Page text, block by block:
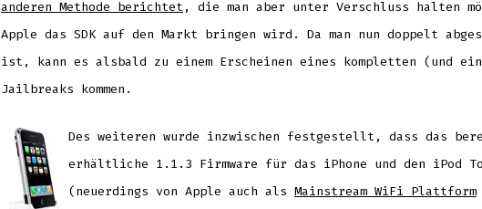
anderen Methode berichtet , die man aber unter Verschluss halten
Apple das SDK auf den Markt bringen wird. Da man nun doppelt
ist, kann es alsbald zu einem Erscheinen eines kompletten (und
Jailbreaks kommen.
Des weiteren wurde inzwischen festgestellt, dass das
erhältliche 1.1.3 Firmware für das iPhone und den iPod
(neuerdings von Apple auch als Mainstream WiFi Plattform